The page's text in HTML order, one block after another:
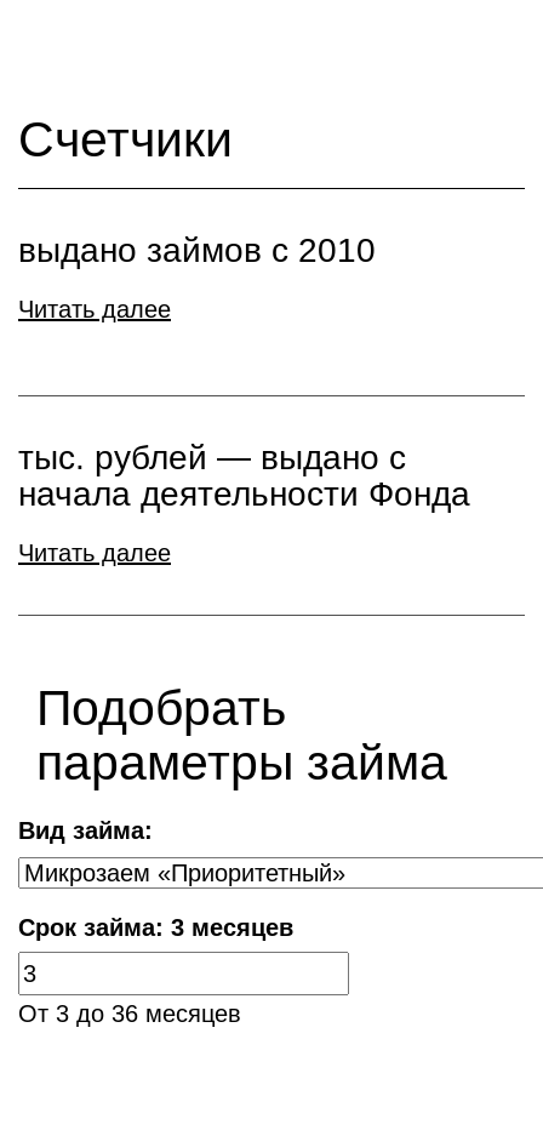
Счетчики
выдано займов с 2010
Читать далее
тыс. рублей ― выдано с
начала деятельности Фонда
Читать далее
Подобрать
параметры займа
Вид займа:
Срок займа: 3 месяцев
От 3 до 36 месяцев